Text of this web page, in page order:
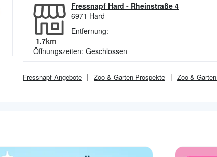
Fressnapf Hard - Rheinstraße 4
6971 Hard
Entfernung:
1.7km
Öffnungszeiten: Geschlossen
Fressnapf Angebote Zoo & Garten Prospekte Zoo & Garten